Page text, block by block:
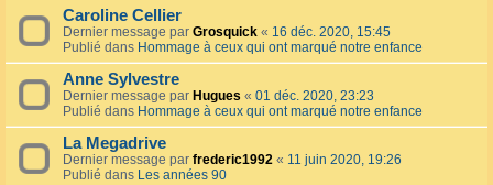
Caroline Cellier
Dernier message par Grosquick « 16 déc. 2020, 15:45
Publié dans Hommage à ceux qui ont marqué notre enfance
Anne Sylvestre
Dernier message par Hugues « 01 déc. 2020, 23:23
Publié dans Hommage à ceux qui ont marqué notre enfance
La Megadrive
Dernier message par frederic1992 « 11 juin 2020, 19:26
Publié dans Les années 90